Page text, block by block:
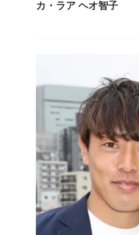
カ・ラア ヘオ智子